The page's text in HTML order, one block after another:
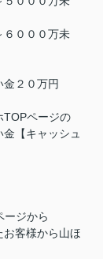
６０００万未
万円
TOPページの
金【キャッシュ
ージから
お客様から山ほ